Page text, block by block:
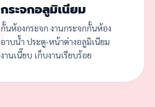
กระจกอลูมิเนียม
กั้นห้องกระจก งานกระจกกั้นห้อง
อาบน้ำ ประตู-หน้าต่างอลูมิเนียม
งานเนี๊ยบ เก็บงานเรียบร้อย